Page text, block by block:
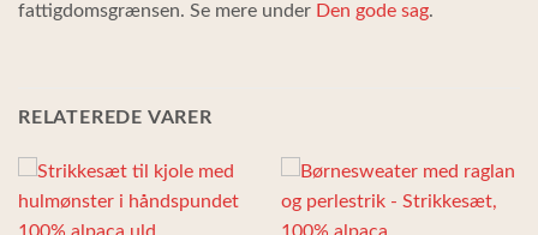
fattigdomsgrænsen. Se mere under Den gode sag.
RELATEREDE VARER